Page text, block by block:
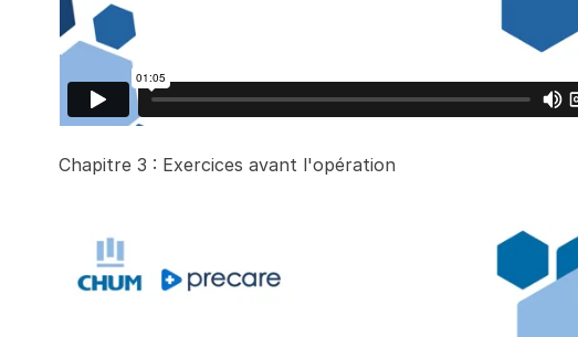
Chapitre 3 : Exercices avant l'opération